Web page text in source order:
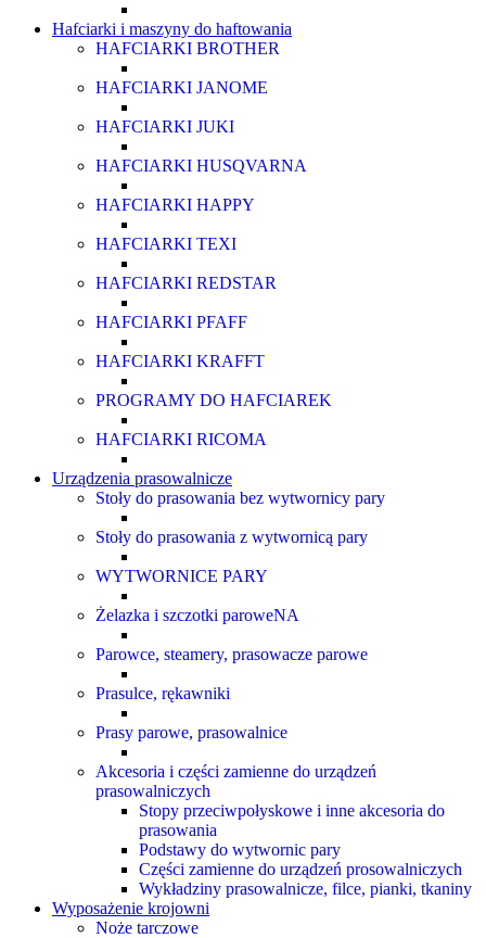
Hafciarki i maszyny do haftowania
HAFCIARKI BROTHER
HAFCIARKI JANOME
HAFCIARKI JUKI
HAFCIARKI HUSQVARNA
HAFCIARKI HAPPY
HAFCIARKI TEXI
HAFCIARKI REDSTAR
HAFCIARKI PFAFF
HAFCIARKI KRAFFT
PROGRAMY DO HAFCIAREK
HAFCIARKI RICOMA
Urządzenia prasowalnicze
Stoły do prasowania bez wytwornicy pary
Stoły do prasowania z wytwornicą pary
WYTWORNICE PARY
Żelazka i szczotki paroweNA
Parowce, steamery, prasowacze parowe
Prasulce, rękawniki
Prasy parowe, prasowalnice
Akcesoria i części zamienne do urządzeń
prasowalniczych
Stopy przeciwpołyskowe i inne akcesoria do
prasowania
Podstawy do wytwornic pary
Części zamienne do urządzeń prosowalniczych
Wykładziny prasowalnicze, filce, pianki, tkaniny
Wyposażenie krojowni
Noże tarczowe